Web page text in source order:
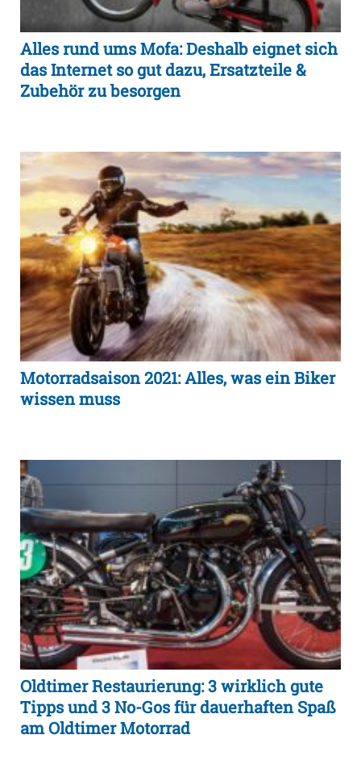
Alles rund ums Mofa: Deshalb eignet sich
das Internet so gut dazu, Ersatzteile &
Zubehör zu besorgen
Motorradsaison 2021: Alles, was ein Biker
wissen muss
Oldtimer Restaurierung: 3 wirklich gute
Tipps und 3 No-Gos für dauerhaften Spaß
am Oldtimer Motorrad